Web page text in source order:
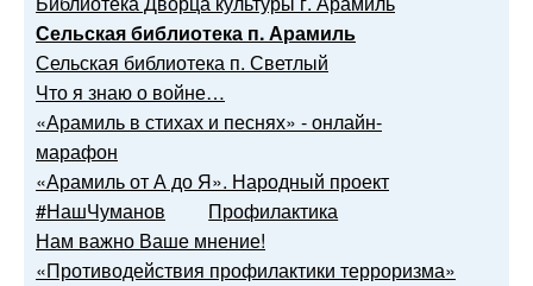
Сельская библиотека п. Арамиль
Сельская библиотека п. Светлый
Что я знаю о войне…
«Арамиль в стихах и песнях» - онлайн-
марафон
«Арамиль от А до Я». Народный проект
#НашЧуманов
Профилактика
Нам важно Ваше мнение!
«Противодействия профилактики терроризма»